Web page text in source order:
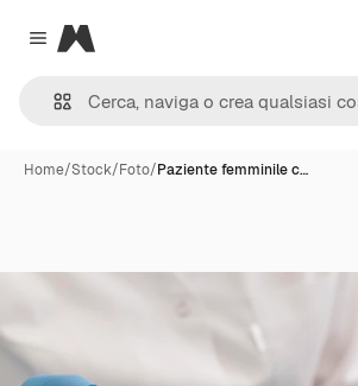
Close menu
Magnific
Home/Stock/Foto/Paziente femminile c…